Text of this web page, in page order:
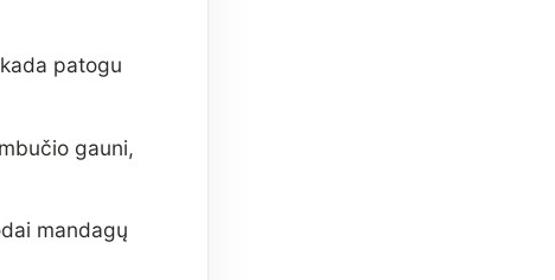
patogu
gauni,
mandagų